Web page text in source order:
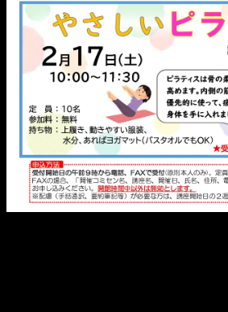
ン
コ
テ
ン
ツ
へ
移
動